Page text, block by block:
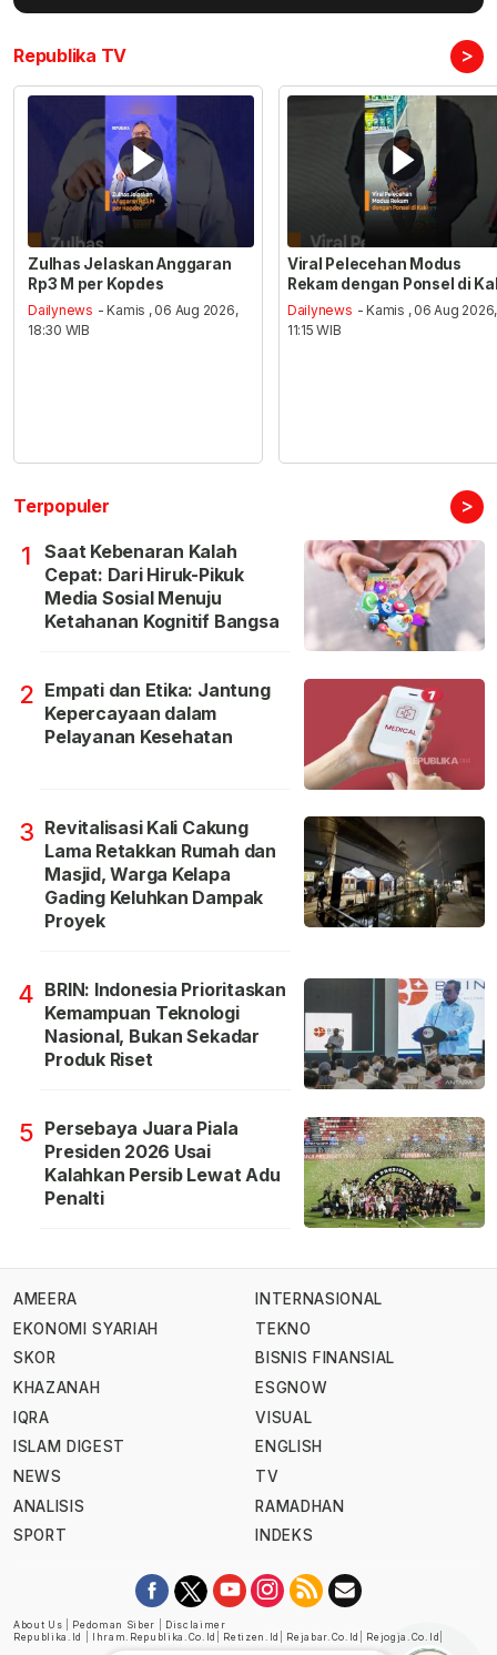
Republika TV >
Zulhas Jelaskan Anggaran
Rp3 M per Kopdes
Dailynews - Kamis , 06 Aug 2026,
18:30 WIB
Viral Pelecehan Modus
Rekam dengan Ponsel di
Dailynews - Kamis , 06 Aug 2026,
11:15 WIB
Terpopuler >
1
Saat Kebenaran Kalah
Cepat: Dari Hiruk-Pikuk
Media Sosial Menuju
Ketahanan Kognitif Bangsa
2 Empati dan Etika: Jantung
Kepercayaan dalam
Pelayanan Kesehatan
3 Revitalisasi Kali Cakung
Lama Retakkan Rumah dan
Masjid, Warga Kelapa
Gading Keluhkan Dampak
Proyek
4 BRIN: Indonesia Prioritaskan
Kemampuan Teknologi
Nasional, Bukan Sekadar
Produk Riset
5 Persebaya Juara Piala
Presiden 2026 Usai
Kalahkan Persib Lewat Adu
Penalti
AMEERA
EKONOMI SYARIAH
SKOR
KHAZANAH
IQRA
ISLAM DIGEST
NEWS
ANALISIS
SPORT
INTERNASIONAL
TEKNO
BISNIS FINANSIAL
ESGNOW
VISUAL
ENGLISH
TV
RAMADHAN
INDEKS
About Us Pedoman Siber
Disclaimer
Republika.id
Ihram.republika.co.id Retizen.id Rejabar.co.id Rejogja.co.id